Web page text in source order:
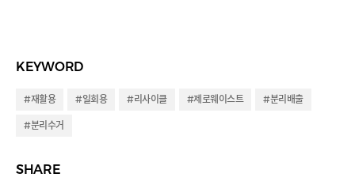
KEYWORD
#재활용 #일회용 #리사이클 #제로웨이스트 #분리배출
#분리수거
SHARE